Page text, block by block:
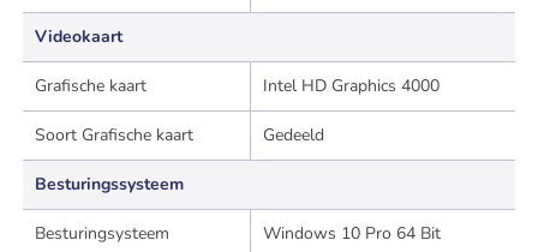
Videokaart
Grafische kaart Intel HD Graphics 4000
Soort Grafische kaart Gedeeld
Besturingssysteem
Besturingsysteem Windows 10 Pro 64 Bit